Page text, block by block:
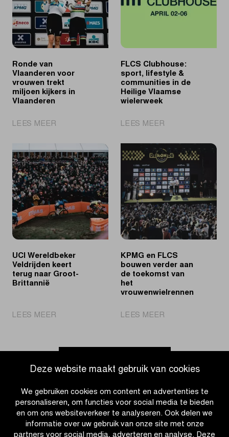
Deze website maakt gebruik van cookies
We gebruiken cookies om content en advertenties te
personaliseren, om functies voor social media te bieden
en om ons websiteverkeer te analyseren. Ook delen we
informatie over uw gebruik van onze site met onze
partners voor social media, adverteren en analyse. Deze
Ronde van
Vlaanderen voor
vrouwen trekt
miljoen kijkers in
Vlaanderen
LEES MEER
Vlaanderen
voor
vrouwen
trekt
miljoen
kijkers
in
Vlaanderen
FLCS Clubhouse:
sport, lifestyle &
communities in de
Heilige Vlaamse
wielerweek
LEES MEER
sport,
lifestyle
&
communities
in
de
Heilige
Vlaamse
UCI Wereldbeker
Veldrijden keert
terug naar Groot-
Brittannië
LEES MEER
Veldrijden
terug
Groot-
Brittannië
KPMG en FLCS
bouwen verder aan
de toekomst van
het
vrouwenwielrennen
LEES MEER
FLCS
verder
de
toekomst
van
het
Ga naar nieuwsoverzicht